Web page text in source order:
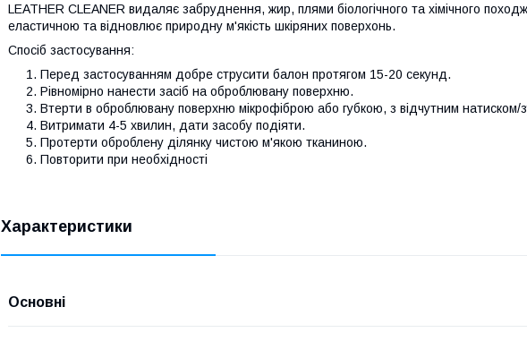
LEATHER CLEANER видаляє забруднення, жир, плями біологічного та хімічного
еластичною та відновлює природну м'якість шкіряних поверхонь.
Спосіб застосування:
Перед застосуванням добре струсити балон протягом 15-20 секунд.
Рівномірно нанести засіб на оброблювану поверхню.
Втерти в оброблювану поверхню мікрофіброю або губкою, з відчутним натиском/
Витримати 4-5 хвилин, дати засобу подіяти.
Протерти оброблену ділянку чистою м'якою тканиною.
Повторити при необхідності
Характеристики
Основні